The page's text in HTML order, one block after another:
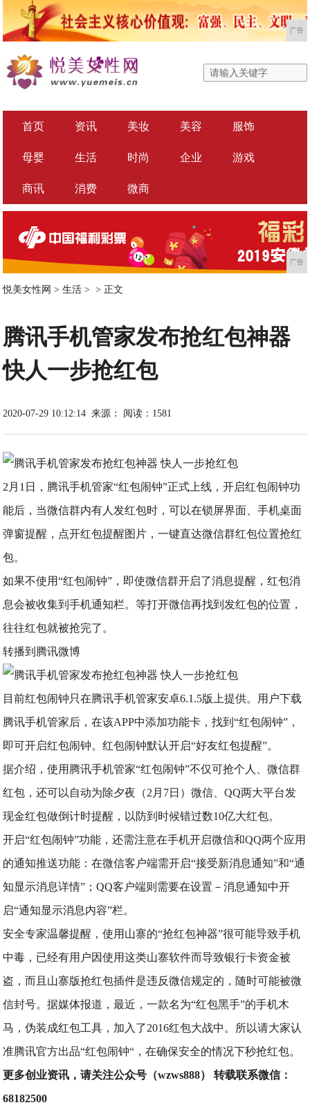
广告
首页 资讯 美妆 美容 服饰
母婴 生活 时尚 企业 游戏
商讯 消费 微商
广告
悦美女性网 >生活 > > 正文
腾讯手机管家发布抢红包神器
快人一步抢红包
2020-07-29 10:12:14 来源： 阅读：1581
2月1日，腾讯手机管家“红包闹钟”正式上线，开启红包闹钟功
能后，当微信群内有人发红包时，可以在锁屏界面、手机桌面
弹窗提醒，点开红包提醒图片，一键直达微信群红包位置抢红
包。
如果不使用“红包闹钟”，即使微信群开启了消息提醒，红包消
息会被收集到手机通知栏。等打开微信再找到发红包的位置，
往往红包就被抢完了。
转播到腾讯微博
目前红包闹钟只在腾讯手机管家安卓6.1.5版上提供。用户下载
腾讯手机管家后，在该APP中添加功能卡，找到“红包闹钟”，
即可开启红包闹钟。红包闹钟默认开启“好友红包提醒”。
据介绍，使用腾讯手机管家“红包闹钟”不仅可抢个人、微信群
红包，还可以自动为除夕夜（2月7日）微信、QQ两大平台发
现金红包做倒计时提醒，以防到时候错过数10亿大红包。
开启“红包闹钟”功能，还需注意在手机开启微信和QQ两个应用
的通知推送功能：在微信客户端需开启“接受新消息通知”和“通
知显示消息详情”；QQ客户端则需要在设置－消息通知中开
启“通知显示消息内容”栏。
安全专家温馨提醒，使用山寨的“抢红包神器”很可能导致手机
中毒，已经有用户因使用这类山寨软件而导致银行卡资金被
盗，而且山寨版抢红包插件是违反微信规定的，随时可能被微
信封号。据媒体报道，最近，一款名为“红包黑手”的手机木
马，伪装成红包工具，加入了2016红包大战中。所以请大家认
准腾讯官方出品“红包闹钟“，在确保安全的情况下秒抢红包。
更多创业资讯，请关注公众号（wzws888） 转载联系微信：
68182500